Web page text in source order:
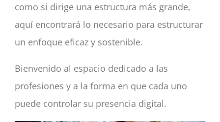
como si dirige una estructura más grande,
aquí encontrará lo necesario para estructurar
un enfoque eficaz y sostenible.
Bienvenido al espacio dedicado a las
profesiones y a la forma en que cada uno
puede controlar su presencia digital.